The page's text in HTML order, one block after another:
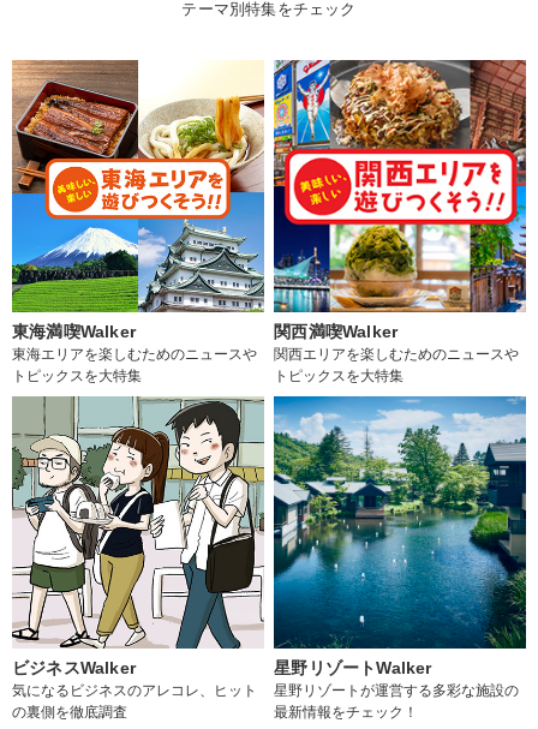
テーマ別特集をチェック
東海満喫Walker
東海エリアを楽しむためのニュースや
トピックスを大特集
関西満喫Walker
関西エリアを楽しむためのニュースや
トピックスを大特集
ビジネスWalker
気になるビジネスのアレコレ、ヒット
の裏側を徹底調査
星野リゾートWalker
星野リゾートが運営する多彩な施設の
最新情報をチェック！